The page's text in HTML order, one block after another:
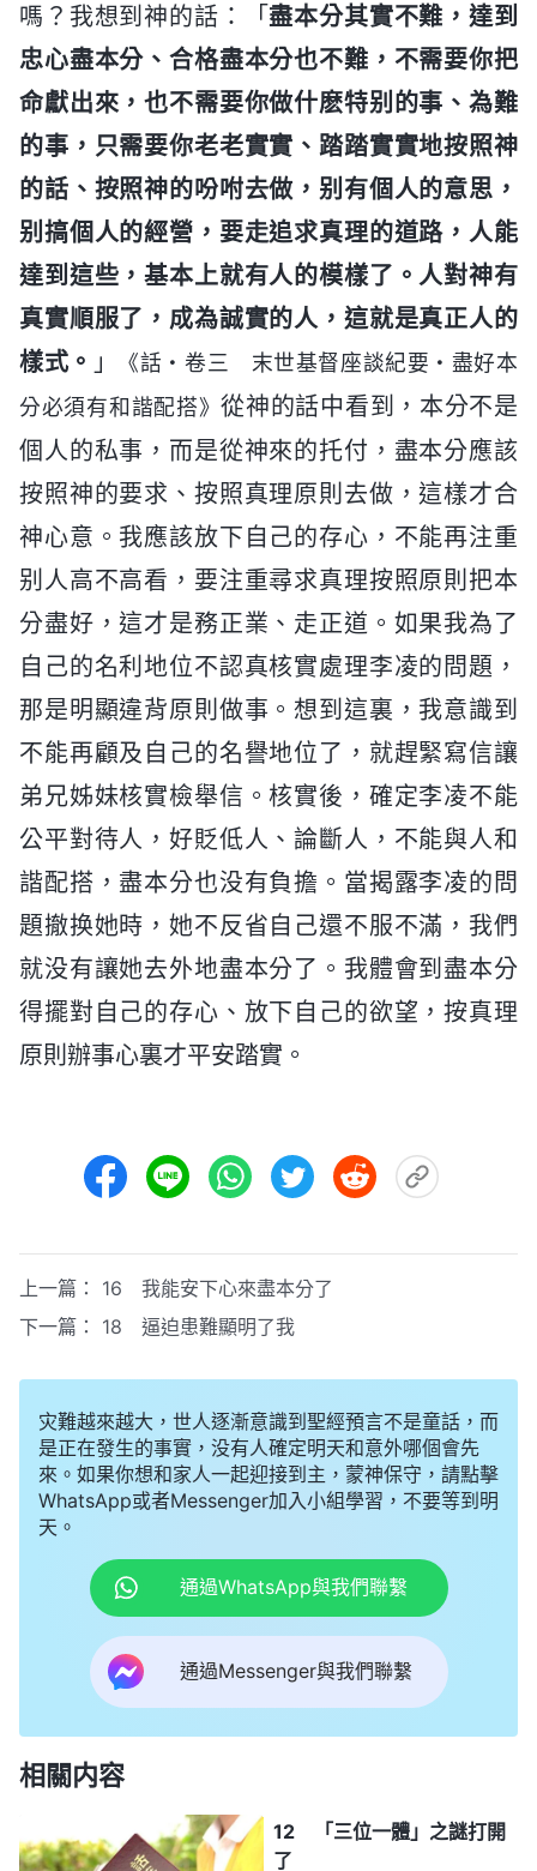
嗎？我想到神的話：「 盡本分其實不難，達到
忠心盡本分、合格盡本分也不難，不需要你把
命獻出來，也不需要你做什麽特别的事、為難
的事，只需要你老老實實、踏踏實實地按照神
的話、按照神的吩咐去做，别有個人的意思，
别搞個人的經營，要走追求真理的道路，人能
達到這些，基本上就有人的模樣了。人對神有
真實順服了，成為誠實的人，這就是真正人的
樣式。 」
《話・卷三 末世基督座談紀要・盡好本
分必須有和諧配搭》從神的話中看到，本分不是
個人的私事，而是從神來的托付，盡本分應該
按照神的要求、按照真理原則去做，這樣才合
神心意。我應該放下自己的存心，不能再注重
别人高不高看，要注重尋求真理按照原則把本
分盡好，這才是務正業、走正道。如果我為了
自己的名利地位不認真核實處理李凌的問題，
那是明顯違背原則做事。想到這裏，我意識到
不能再顧及自己的名譽地位了，就趕緊寫信讓
弟兄姊妹核實檢舉信。核實後，確定李凌不能
公平對待人，好貶低人、論斷人，不能與人和
諧配搭，盡本分也没有負擔。當揭露李凌的問
題撤换她時，她不反省自己還不服不滿，我們
就没有讓她去外地盡本分了。我體會到盡本分
得擺對自己的存心、放下自己的欲望，按真理
原則辦事心裏才平安踏實。
上一篇： 16 我能安下心來盡本分了
下一篇： 18 逼迫患難顯明了我
灾難越來越大，世人逐漸意識到聖經預言不是童話，而
是正在發生的事實，没有人確定明天和意外哪個會先
來。如果你想和家人一起迎接到主，蒙神保守，請點擊
WhatsApp或者Messenger加入小組學習，不要等到明
天。
通過WhatsApp與我們聯繫
通過Messenger與我們聯繫
相關内容
12 「三位一體」之謎打開
了